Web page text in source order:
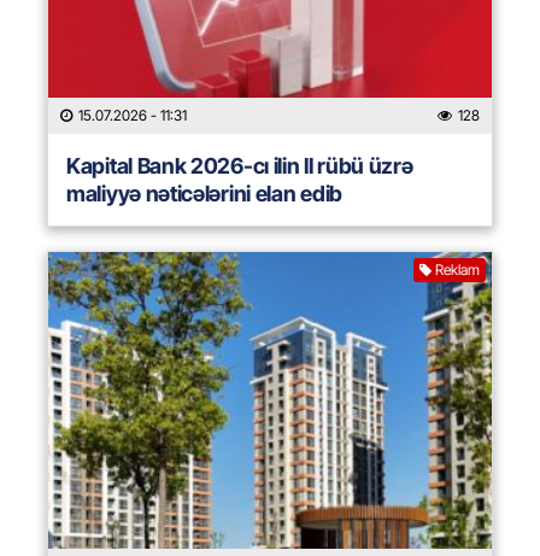
15.07.2026 - 11:31 128
Kapital Bank 2026-cı ilin II rübü üzrə
maliyyə nəticələrini elan edib
Reklam